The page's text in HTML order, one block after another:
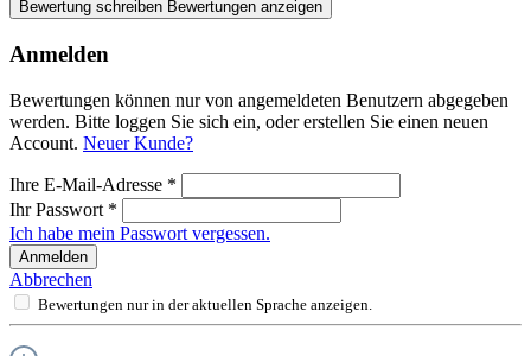
Bewertung schreiben Bewertungen anzeigen
Anmelden
Bewertungen können nur von angemeldeten Benutzern abgegeben
werden. Bitte loggen Sie sich ein, oder erstellen Sie einen neuen
Account. Neuer Kunde?
Ihre E-Mail-Adresse *
Ihr Passwort *
Ich habe mein Passwort vergessen.
Anmelden
Abbrechen
Bewertungen nur in der aktuellen Sprache anzeigen.